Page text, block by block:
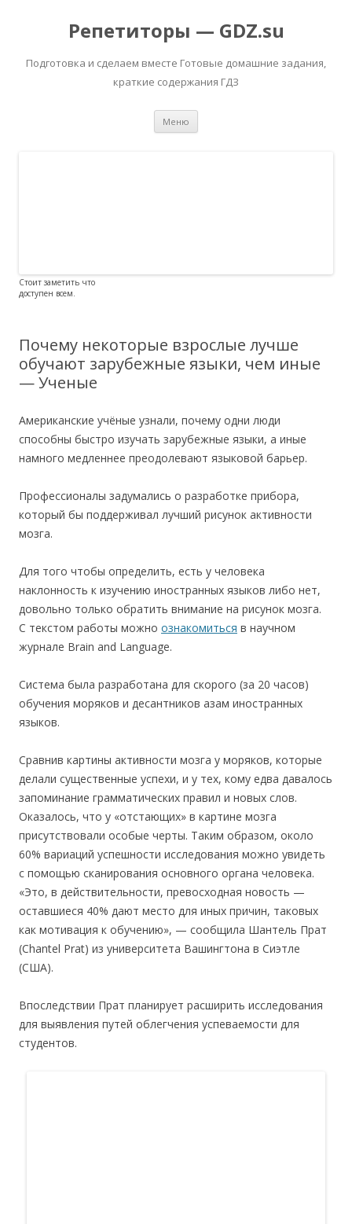
Репетиторы — GDZ.su
Подготовка и сделаем вместе Готовые домашние задания,
краткие содержания ГДЗ
Меню
Стоит заметить что
доступен всем.
Почему некоторые взрослые лучше
обучают зарубежные языки, чем иные
— Ученые
Американские учёные узнали, почему одни люди
способны быстро изучать зарубежные языки, а иные
намного медленнее преодолевают языковой барьер.
Профессионалы задумались о разработке прибора,
который бы поддерживал лучший рисунок активности
мозга.
Для того чтобы определить, есть у человека
наклонность к изучению иностранных языков либо нет,
довольно только обратить внимание на рисунок мозга.
С текстом работы можно ознакомиться в научном
журнале Brain and Language.
Система была разработана для скорого (за 20 часов)
обучения моряков и десантников азам иностранных
языков.
Сравнив картины активности мозга у моряков, которые
делали существенные успехи, и у тех, кому едва давалось
запоминание грамматических правил и новых слов.
Оказалось, что у «отстающих» в картине мозга
присутствовали особые черты. Таким образом, около
60% вариаций успешности исследования можно увидеть
с помощью сканирования основного органа человека.
«Это, в действительности, превосходная новость —
оставшиеся 40% дают место для иных причин, таковых
как мотивация к обучению», — сообщила Шантель Прат
(Chantel Prat) из университета Вашингтона в Сиэтле
(США).
Впоследствии Прат планирует расширить исследования
для выявления путей облегчения успеваемости для
студентов.